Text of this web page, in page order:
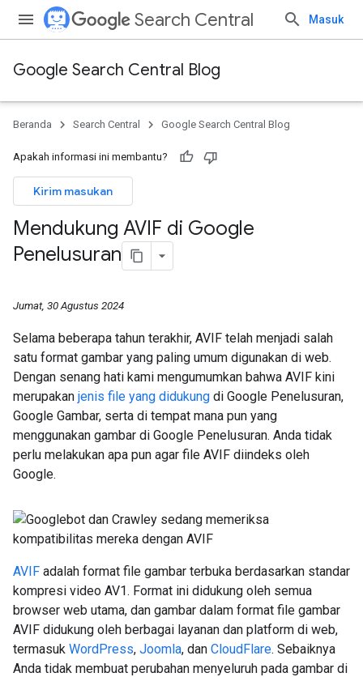
Search Central Masuk
Google Search Central Blog
Beranda Search Central Google Search Central Blog
Apakah informasi ini membantu?
Kirim masukan
Mendukung AVIF di Google
Penelusuran
Jumat, 30 Agustus 2024
Selama beberapa tahun terakhir, AVIF telah menjadi salah
satu format gambar yang paling umum digunakan di web.
Dengan senang hati kami mengumumkan bahwa AVIF kini
merupakan jenis file yang didukung di Google Penelusuran,
Google Gambar, serta di tempat mana pun yang
menggunakan gambar di Google Penelusuran. Anda tidak
perlu melakukan apa pun agar file AVIF diindeks oleh
Google.
AVIF adalah format file gambar terbuka berdasarkan standar
kompresi video AV1. Format ini didukung oleh semua
browser web utama, dan gambar dalam format file gambar
AVIF didukung oleh berbagai layanan dan platform di web,
termasuk WordPress, Joomla, dan CloudFlare. Sebaiknya
Anda tidak membuat perubahan menyeluruh pada gambar di